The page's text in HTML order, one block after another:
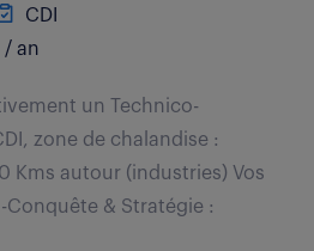
CDI
an
un Technico-
zone de chalandise :
Kms autour (industries) Vos
& Stratégie :